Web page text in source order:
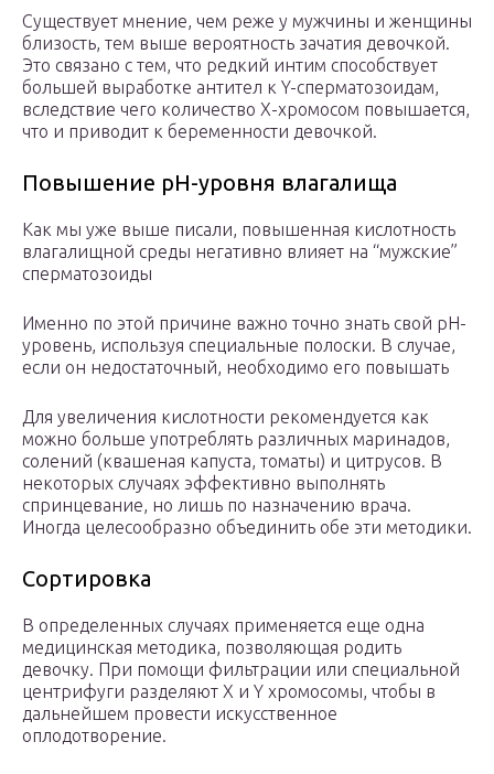
Существует мнение, чем реже у мужчины и женщины
близость, тем выше вероятность зачатия девочкой.
Это связано с тем, что редкий интим способствует
большей выработке антител к Y-сперматозоидам,
вследствие чего количество X-хромосом повышается,
что и приводит к беременности девочкой.
Повышение pH-уровня влагалища
Как мы уже выше писали, повышенная кислотность
влагалищной среды негативно влияет на “мужские”
сперматозоиды
Именно по этой причине важно точно знать свой рН-
уровень, используя специальные полоски. В случае,
если он недостаточный, необходимо его повышать
Для увеличения кислотности рекомендуется как
можно больше употреблять различных маринадов,
солений (квашеная капуста, томаты) и цитрусов. В
некоторых случаях эффективно выполнять
спринцевание, но лишь по назначению врача.
Иногда целесообразно объединить обе эти методики.
Сортировка
В определенных случаях применяется еще одна
медицинская методика, позволяющая родить
девочку. При помощи фильтрации или специальной
центрифуги разделяют X и Y хромосомы, чтобы в
дальнейшем провести искусственное
оплодотворение.